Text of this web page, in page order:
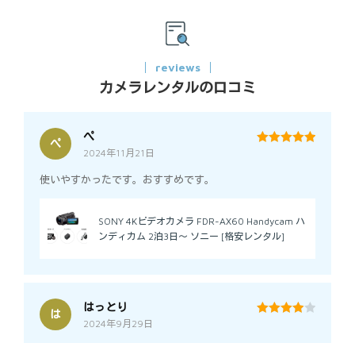
reviews
カメラレンタルの口コミ
ぺ
ぺ
2024年11月21日
使いやすかったです。おすすめです。
SONY 4Kビデオカメラ FDR-AX60 Handycam ハ
ンディカム 2泊3日～ ソニー [格安レンタル]
は
はっとり
2024年9月29日